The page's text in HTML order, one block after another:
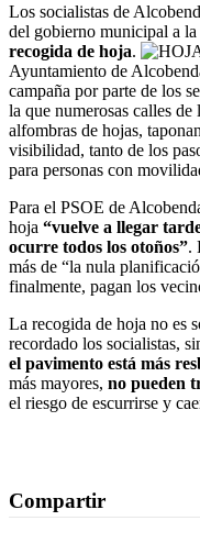
Los socialistas de
del gobierno municipal a
recogida de hoja.
Ayuntamiento de
campaña por parte de los
la que numerosas calles de
alfombras de hojas,
visibilidad, tanto de los
para personas con
Para el PSOE de
hoja “vuelve a llegar
ocurre todos los otoños”.
más de “la nula
finalmente, pagan los
La recogida de hoja no es
recordado los socialistas,
el pavimento está más
más mayores, no pueden
el riesgo de escurrirse y
Compartir